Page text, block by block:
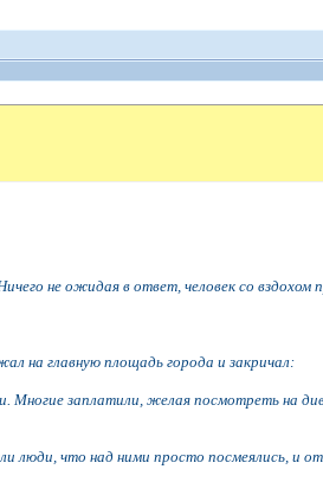
не ожидая в ответ, человек со вздохом
на главную площадь города и закричал:
заплатили, желая посмотреть на
что над ними просто посмеялись, и